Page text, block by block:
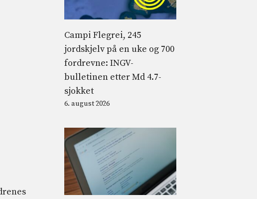
Campi Flegrei, 245
jordskjelv på en uke og 700
fordrevne: INGV-
bulletinen etter Md 4.7-
sjokket
6. august 2026